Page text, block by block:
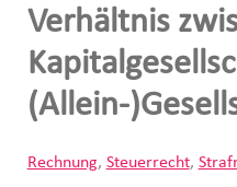
Verhältnis
(Allein-
Rechnung, Steuerrecht,